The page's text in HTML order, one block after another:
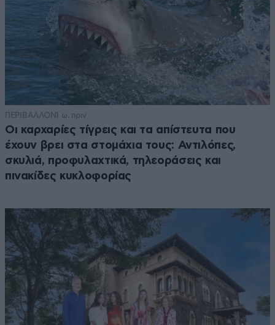
ΠΕΡΙΒΑΛΛΟΝ 1 ω. πριν
Οι καρχαρίες τίγρεις και τα απίστευτα που
έχουν βρει στα στομάχια τους: Αντιλόπες,
σκυλιά, προφυλαχτικά, τηλεοράσεις και
πινακίδες κυκλοφορίας